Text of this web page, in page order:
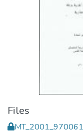
Files